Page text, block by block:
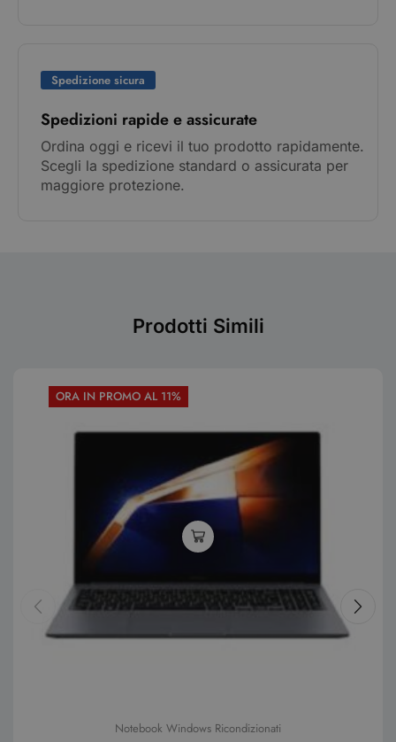
Spedizione sicura
Spedizioni rapide e assicurate
Ordina oggi e ricevi il tuo prodotto rapidamente.
Scegli la spedizione standard o assicurata per
maggiore protezione.
Prodotti Simili
ORA IN PROMO AL 11%
Notebook Windows Ricondizionati